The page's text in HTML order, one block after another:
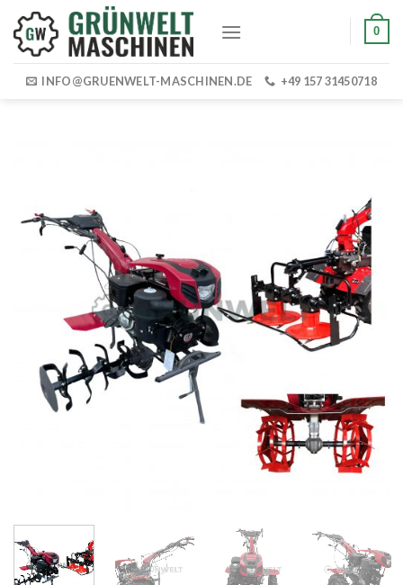
content
0
INFO@GRUENWELT-MASCHINEN.DE +49 157 31450718